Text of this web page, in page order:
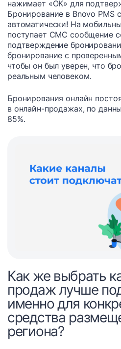
нажимает «ОК» для
Бронирование в Bnovo PMS
автоматически! На
поступает СМС сообщение
подтверждение
бронирование с
чтобы он был уверен, что
реальным человеком.
Бронирования онлайн
в онлайн-продажах, по
85%.
Как же выбрать
продаж лучше
именно для
средства
региона?